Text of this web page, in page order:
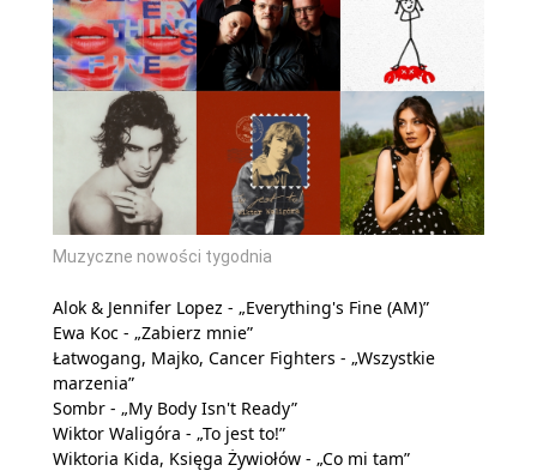
Muzyczne nowości tygodnia
Alok & Jennifer Lopez - „Everything's Fine (AM)”
Ewa Koc - „Zabierz mnie”
Łatwogang, Majko, Cancer Fighters - „Wszystkie
marzenia”
Sombr - „My Body Isn't Ready”
Wiktor Waligóra - „To jest to!”
Wiktoria Kida, Księga Żywiołów - „Co mi tam”